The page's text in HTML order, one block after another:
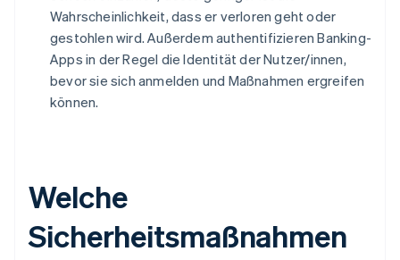
Wahrscheinlichkeit, dass er verloren geht oder
gestohlen wird. Außerdem authentifizieren Banking-
Apps in der Regel die Identität der Nutzer/innen,
bevor sie sich anmelden und Maßnahmen ergreifen
können.
Welche
Sicherheitsmaßnahmen